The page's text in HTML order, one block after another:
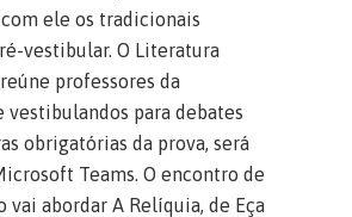
ele os tradicionais
vestibular. O Literatura
professores da
vestibulandos para debates
obrigatórias da prova, será
Teams. O encontro de
vai abordar A Relíquia, de Eça